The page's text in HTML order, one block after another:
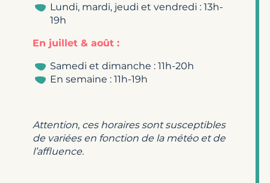
Lundi, mardi, jeudi et vendredi : 13h-
19h
En juillet & août :
Samedi et dimanche : 11h-20h
En semaine : 11h-19h
Attention, ces horaires sont susceptibles
de variées en fonction de la météo et de
l’affluence.